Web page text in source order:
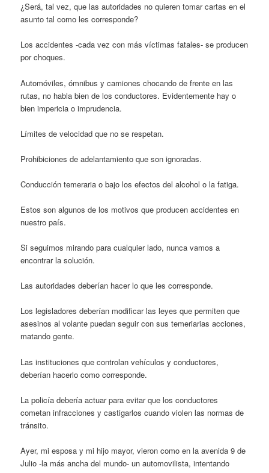
¿Será, tal vez, que las autoridades no quieren tomar cartas en el
asunto tal como les corresponde?
Los accidentes -cada vez con más víctimas fatales- se producen
por choques.
Automóviles, ómnibus y camiones chocando de frente en las
rutas, no habla bien de los conductores. Evidentemente hay o
bien impericia o imprudencia.
Límites de velocidad que no se respetan.
Prohibiciones de adelantamiento que son ignoradas.
Conducción temeraria o bajo los efectos del alcohol o la fatiga.
Estos son algunos de los motivos que producen accidentes en
nuestro país.
Si seguimos mirando para cualquier lado, nunca vamos a
encontrar la solución.
Las autoridades deberían hacer lo que les corresponde.
Los legisladores deberían modificar las leyes que permiten que
asesinos al volante puedan seguir con sus temeriarias acciones,
matando gente.
Las instituciones que controlan vehículos y conductores,
deberían hacerlo como corresponde.
La policía debería actuar para evitar que los conductores
cometan infracciones y castigarlos cuando violen las normas de
tránsito.
Ayer, mi esposa y mi hijo mayor, vieron como en la avenida 9 de
Julio -la más ancha del mundo- un automovilista, intentando